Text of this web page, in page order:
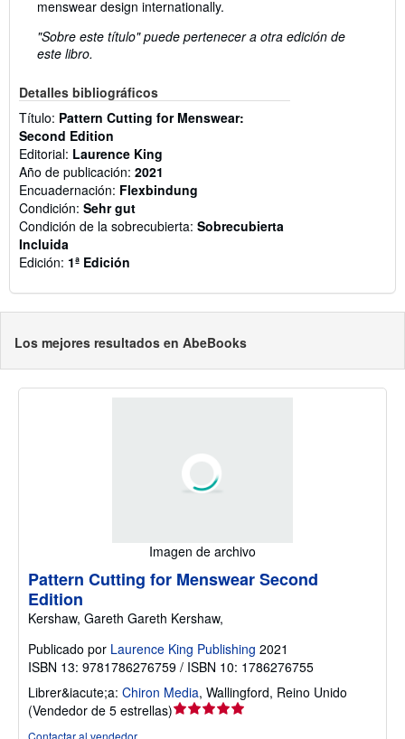
menswear design internationally.
"Sobre este título" puede pertenecer a otra edición de
este libro.
Detalles bibliográficos
Título: Pattern Cutting for Menswear:
Second Edition
Editorial: Laurence King
Año de publicación: 2021
Encuadernación: Flexbindung
Condición: Sehr gut
Condición de la sobrecubierta: Sobrecubierta
Incluida
Edición: 1ª Edición
Los mejores resultados en AbeBooks
Imagen de archivo
Pattern Cutting for Menswear Second
Edition
Kershaw, Gareth Gareth Kershaw,
Publicado por Laurence King Publishing 2021
ISBN 13: 9781786276759 / ISBN 10: 1786276755
Librer&iacute;a: Chiron Media, Wallingford, Reino Unido
(Vendedor de 5 estrellas)Calificación
Contactar al vendedor